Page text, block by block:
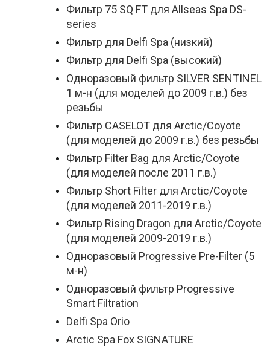
Фильтр 75 SQ FT для Allseas Spa DS-
series
Фильтр для Delfi Spa (низкий)
Фильтр для Delfi Spa (высокий)
Одноразовый фильтр SILVER SENTINEL
1 м-н (для моделей до 2009 г.в.) без
резьбы
Фильтр CASELOT для Arctic/Coyote
(для моделей до 2009 г.в.) без резьбы
Фильтр Filter Bag для Arctic/Coyote
(для моделей после 2011 г.в.)
Фильтр Short Filter для Arctic/Coyote
(для моделей 2011-2019 г.в.)
Фильтр Rising Dragon для Arctic/Coyote
(для моделей 2009-2019 г.в.)
Одноразовый Progressive Pre-Filter (5
м-н)
Одноразовый фильтр Progressive
Smart Filtration
Delfi Spa Orio
Arctic Spa Fox SIGNATURE